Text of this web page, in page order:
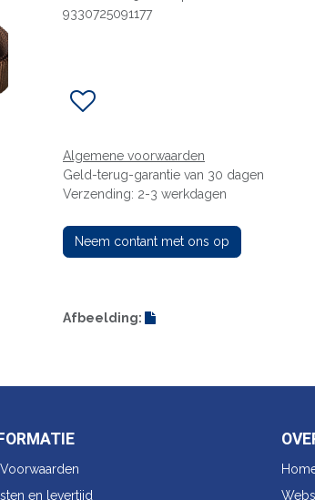
9330725091177
Algemene voorwaarden
Geld-terug-garantie van 30 dagen
Verzending: 2-3 werkdagen
Neem contant met ons op
Afbeelding:
en levertijd